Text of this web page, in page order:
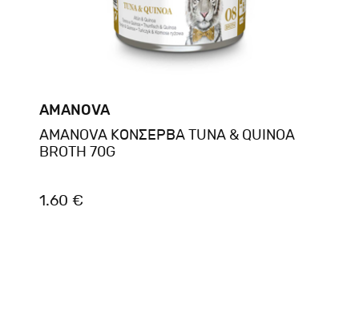
AMANOVA
AMANOVA ΚΟΝΣΕΡΒΑ TUNA & QUINOA
BROTH 70G
1.60 €